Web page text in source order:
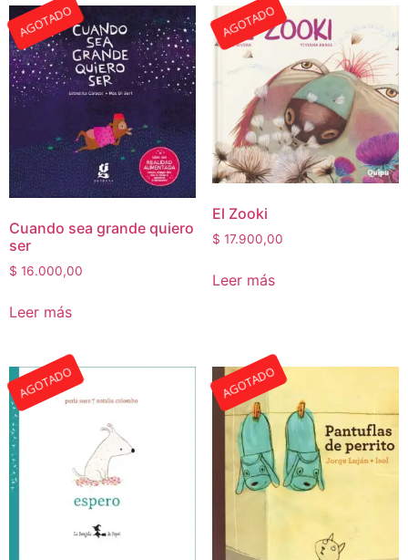
AGOTADO
Cuando sea grande quiero
ser
$ 16.000,00
Leer más
AGOTADO
El Zooki
$ 17.900,00
Leer más
AGOTADO AGOTADO